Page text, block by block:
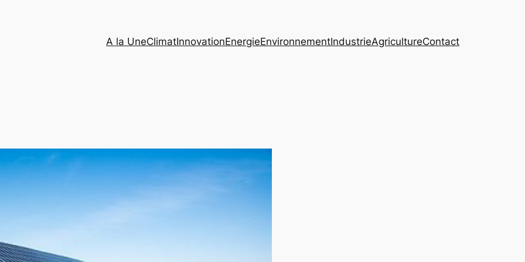
A la UneClimatInnovationEnergieEnvironnementIndustrieAgricultureContact